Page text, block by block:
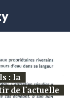
: la
de l'actuelle